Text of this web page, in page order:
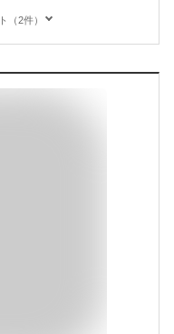
（2件）